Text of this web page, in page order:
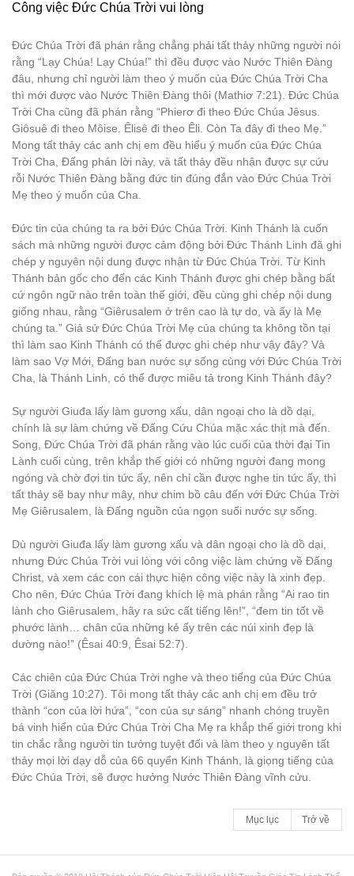
Công việc Đức Chúa Trời vui lòng
Đức Chúa Trời đã phán rằng chẳng phải tất thảy những người nói
rằng “Lạy Chúa! Lạy Chúa!” thì đều được vào Nước Thiên Đàng
đâu, nhưng chỉ người làm theo ý muốn của Đức Chúa Trời Cha
thì mới được vào Nước Thiên Đàng thôi (Mathiơ 7:21). Đức Chúa
Trời Cha cũng đã phán rằng “Phierơ đi theo Đức Chúa Jêsus.
Giôsuê đi theo Môise. Êlisê đi theo Êli. Còn Ta đây đi theo Mẹ.”
Mong tất thảy các anh chị em đều hiểu ý muốn của Đức Chúa
Trời Cha, Đấng phán lời này, và tất thảy đều nhận được sự cứu
rỗi Nước Thiên Đàng bằng đức tin đúng đắn vào Đức Chúa Trời
Mẹ theo ý muốn của Cha.
Đức tin của chúng ta ra bởi Đức Chúa Trời. Kinh Thánh là cuốn
sách mà những người được cảm động bởi Đức Thánh Linh đã ghi
chép y nguyên nội dung được nhận từ Đức Chúa Trời. Từ Kinh
Thánh bản gốc cho đến các Kinh Thánh được ghi chép bằng bất
cứ ngôn ngữ nào trên toàn thế giới, đều cùng ghi chép nội dung
giống nhau, rằng “Giêrusalem ở trên cao là tự do, và ấy là Mẹ
chúng ta.” Giả sử Đức Chúa Trời Mẹ của chúng ta không tồn tại
thì làm sao Kinh Thánh có thể được ghi chép như vậy đây? Và
làm sao Vợ Mới, Đấng ban nước sự sống cùng với Đức Chúa Trời
Cha, là Thánh Linh, có thể được miêu tả trong Kinh Thánh đây?
Sự người Giuđa lấy làm gương xấu, dân ngoại cho là dồ dại,
chính là sự làm chứng về Đấng Cứu Chúa mặc xác thịt mà đến.
Song, Đức Chúa Trời đã phán rằng vào lúc cuối của thời đại Tin
Lành cuối cùng, trên khắp thế giới có những người đang mong
ngóng và chờ đợi tin tức ấy, nên chỉ cần được nghe tin tức ấy, thì
tất thảy sẽ bay như mây, như chim bồ câu đến với Đức Chúa Trời
Mẹ Giêrusalem, là Đấng nguồn của ngọn suối nước sự sống.
Dù người Giuđa lấy làm gương xấu và dân ngoại cho là dồ dại,
nhưng Đức Chúa Trời vui lòng với công việc làm chứng về Đấng
Christ, và xem các con cái thực hiện công việc này là xinh đẹp.
Cho nên, Đức Chúa Trời đang khích lệ mà phán rằng “Ai rao tin
lành cho Giêrusalem, hãy ra sức cất tiếng lên!”, “đem tin tốt về
phước lành… chân của những kẻ ấy trên các núi xinh đẹp là
dường nào!” (Êsai 40:9, Êsai 52:7).
Các chiên của Đức Chúa Trời nghe và theo tiếng của Đức Chúa
Trời (Giăng 10:27). Tôi mong tất thảy các anh chị em đều trở
thành “con của lời hứa”, “con của sự sáng” nhanh chóng truyền
bá vinh hiển của Đức Chúa Trời Cha Mẹ ra khắp thế giới trong khi
tin chắc rằng người tin tưởng tuyệt đối và làm theo y nguyên tất
thảy mọi lời dạy dỗ của 66 quyển Kinh Thánh, là giọng tiếng của
Đức Chúa Trời, sẽ được hưởng Nước Thiên Đàng vĩnh cửu.
Mục lục Trở về